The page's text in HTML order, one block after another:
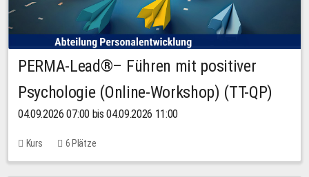
PERMA-Lead®– Führen mit positiver
Psychologie (Online-Workshop) (TT-QP)
04.09.2026 07:00 bis 04.09.2026 11:00
Kurs 6 Plätze